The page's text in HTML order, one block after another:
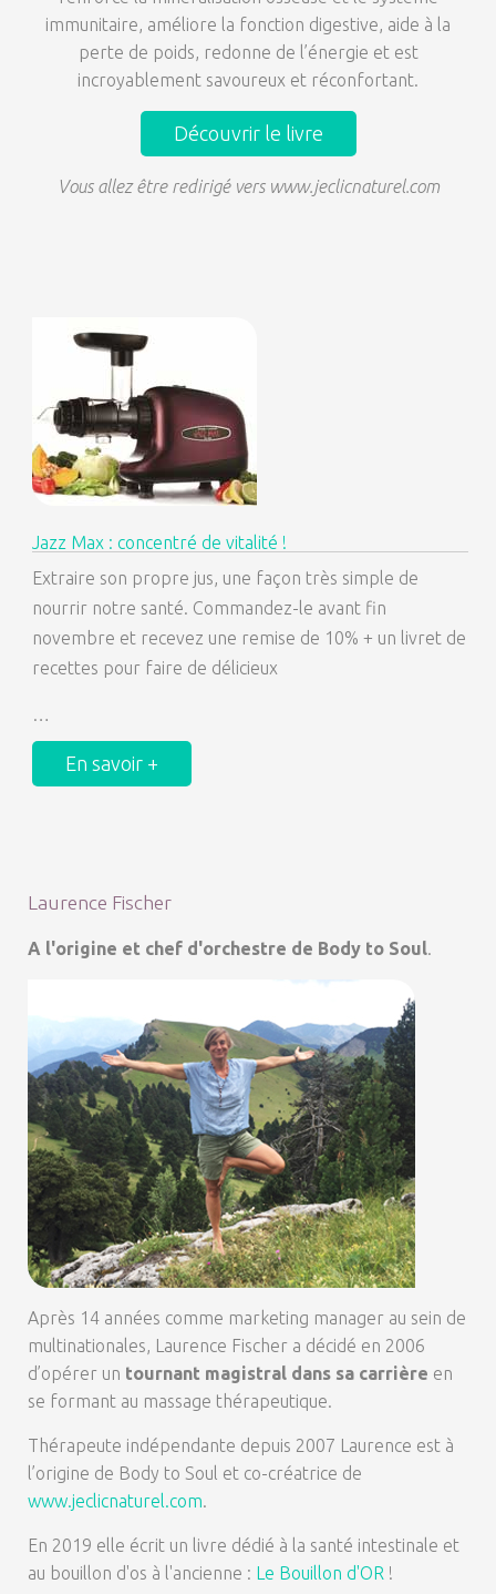
immunitaire, améliore la fonction digestive, aide à la
perte de poids, redonne de l’énergie et est
incroyablement savoureux et réconfortant.
Découvrir le livre
Vous allez être redirigé vers www.jeclicnaturel.com
Jazz Max : concentré de vitalité !
Extraire son propre jus, une façon très simple de
nourrir notre santé. Commandez-le avant fin
novembre et recevez une remise de 10% + un livret de
recettes pour faire de délicieux
…
En savoir +
Laurence Fischer
A l'origine et chef d'orchestre de Body to Soul.
Après 14 années comme marketing manager au sein de
multinationales, Laurence Fischer a décidé en 2006
d’opérer un tournant magistral dans sa carrière en
se formant au massage thérapeutique.
Thérapeute indépendante depuis 2007 Laurence est à
l’origine de Body to Soul et co-créatrice de
www.jeclicnaturel.com.
En 2019 elle écrit un livre dédié à la santé intestinale et
au bouillon d'os à l'ancienne : Le Bouillon d'OR !